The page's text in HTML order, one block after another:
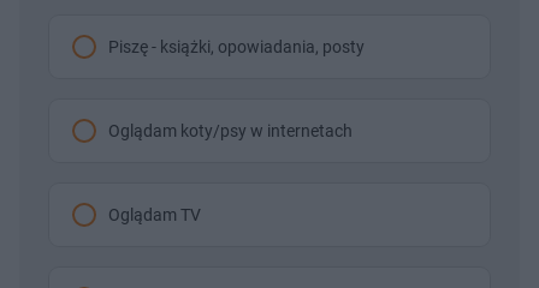
Piszę - książki, opowiadania, posty
Oglądam koty/psy w internetach
Oglądam TV